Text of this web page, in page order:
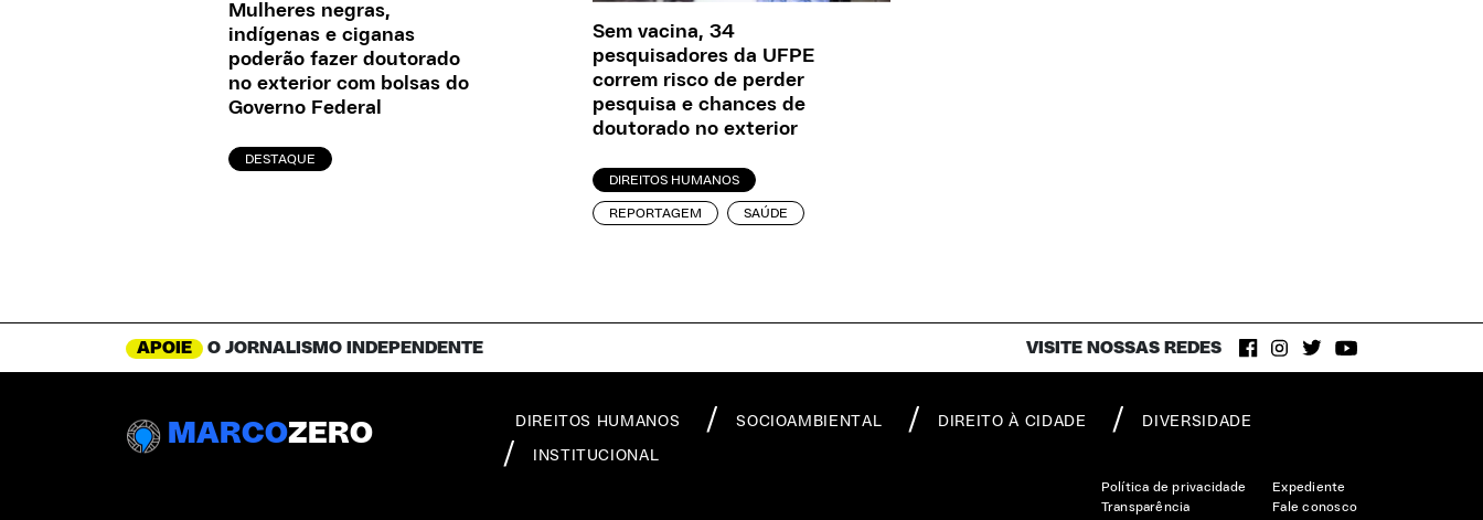
Mulheres negras,
indígenas e ciganas
poderão fazer doutorado
no exterior com bolsas do
Governo Federal
DESTAQUE
Sem vacina, 34
pesquisadores da UFPE
correm risco de perder
pesquisa e chances de
doutorado no exterior
DIREITOS HUMANOS
REPORTAGEM SAÚDE
APOIE O JORNALISMO INDEPENDENTE VISITE NOSSAS REDES
MARCOZERO DIREITOS HUMANOS SOCIOAMBIENTAL DIREITO À CIDADE DIVERSIDADE
INSTITUCIONAL
Política de privacidade
Transparência
Expediente
Fale conosco